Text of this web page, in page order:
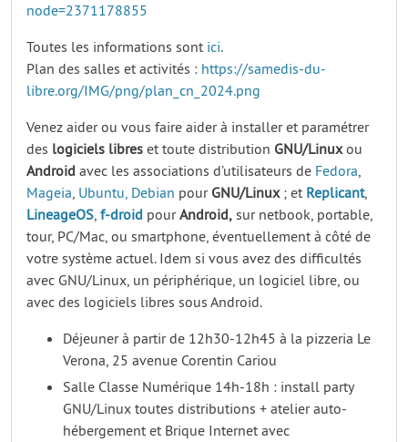
node=2371178855
Toutes les informations sont ici.
Plan des salles et activités : https://samedis-du-
libre.org/IMG/png/plan_cn_2024.png
Venez aider ou vous faire aider à installer et paramétrer
des logiciels libres et toute distribution GNU/Linuxou
Android avec les associations d’utilisateurs de Fedora,
Mageia, Ubuntu, Debian pour GNU/Linux; et Replicant,
LineageOS, f-droid pourAndroid, sur netbook, portable,
tour, PC/Mac, ou smartphone, éventuellement à côté de
votre système actuel. Idem si vous avez des difficultés
avec GNU/Linux, un périphérique, un logiciel libre, ou
avec des logiciels libres sous Android.
Déjeuner à partir de 12h30-12h45 à la pizzeria Le
Verona, 25 avenue Corentin Cariou
Salle Classe Numérique 14h-18h : install party
GNU/Linux toutes distributions + atelier auto-
hébergement et Brique Internet avec